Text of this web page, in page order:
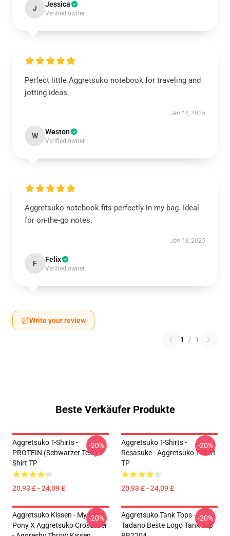
J Jessica
Verified owner
Perfect little Aggretsuko notebook for traveling and
jotting ideas.
Jan 14, 2025
W Weston
Verified owner
Aggretsuko notebook fits perfectly in my bag. Ideal
for on-the-go notes.
Jan 13, 2025
F Felix
Verified owner
Write your review
1 / 1
Beste Verkäufer Produkte
Aggretsuko T-Shirts -
PROTEIN (schwarzer Text) T-
Shirt TP
20,93 £ - 24,09 £
-20%
Aggretsuko T-Shirts -
Resasuke - Aggretsuko T-Shirt
TP
20,93 £ - 24,09 £
-20%
Aggretsuko Kissen - My Little
Pony X Aggretsuko Crossover
-20%
Aggretsuko Tank Tops -
Tadano Beste Logo Tank Top
-20%